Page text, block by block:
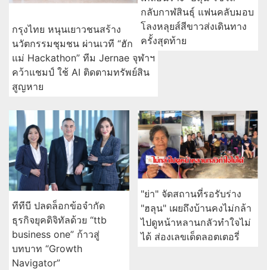
กรุงไทย หนุนเยาวชนสร้าง
นวัตกรรมชุมชน ผ่านเวที “ฮัก
แม่ Hackathon” ทีม Jernae จุฬาฯ
คว้าแชมป์ ใช้ AI ติดตามทรัพย์สิน
สูญหาย
กลับกาฬสินธุ์ แฟนคลับมอบ
โลงหลุยส์สีขาวส่งเดินทาง
ครั้งสุดท้าย
ทีทีบี ปลดล็อกข้อจำกัด
ธุรกิจยุคดิจิทัลด้วย “ttb
business one” ก้าวสู่
บทบาท “Growth
Navigator”
"ย่า" จัดสถานที่รอรับร่าง
"ฮลุน" เผยถึงบ้านคงไม่กล้า
ไปดูหน้าหลานกลัวทำใจไม่
ได้ ส่องเลขเด็ดลอตเตอรี่